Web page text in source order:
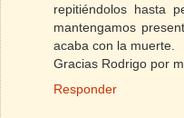
repitiéndolos hasta
mantengamos
acaba con la muerte.
Gracias Rodrigo por
Responder